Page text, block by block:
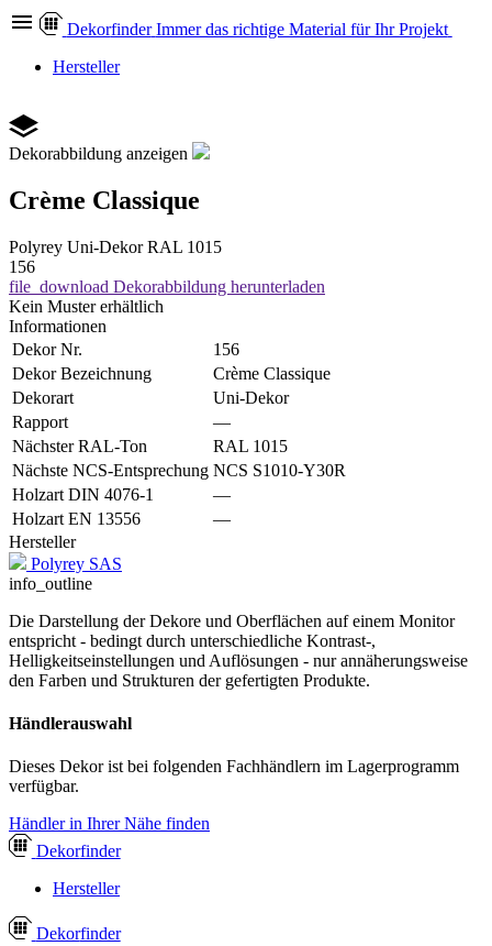
Dekorfinder Immer das richtige Material für Ihr Projekt
Hersteller
Dekorabbildung anzeigen
Crème Classique
Polyrey Uni-Dekor RAL 1015
156
file_download Dekorabbildung herunterladen
Kein Muster erhältlich
Informationen
Dekor Nr.
156
Dekor Bezeichnung
Crème Classique
Dekorart
Uni-Dekor
Rapport
—
Nächster RAL-Ton
RAL 1015
Nächste NCS-Entsprechung NCS S1010-Y30R
Holzart DIN 4076-1
—
Holzart EN 13556
—
Hersteller
Polyrey SAS
info_outline
Die Darstellung der Dekore und Oberflächen auf einem Monitor
entspricht - bedingt durch unterschiedliche Kontrast-,
Helligkeitseinstellungen und Auflösungen - nur annäherungsweise
den Farben und Strukturen der gefertigten Produkte.
Händlerauswahl
Dieses Dekor ist bei folgenden Fachhändlern im Lagerprogramm
verfügbar.
Händler in Ihrer Nähe finden
Dekorfinder
Hersteller
Dekorfinder